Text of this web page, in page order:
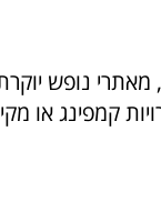
מאתרי נופש
קמפינג או